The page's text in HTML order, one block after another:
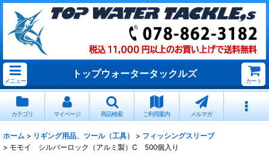
メニュー
トップウォータータックルズ
カート
カテゴリ マイページ 商品検索 ご利用案内 メルマガ
ホーム > リギング用品、ツール（工具） > フィッシングスリーブ
> モモイ シルバーロック（アルミ製）C 500個入り